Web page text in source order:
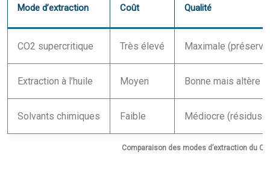
Comparaison des modes d’extraction du
Mode d’extraction Coût Qualité
CO2 supercritique Très élevé Maximale
Extraction à l’huile Moyen Bonne mais altère
Solvants chimiques Faible Médiocre (résidus